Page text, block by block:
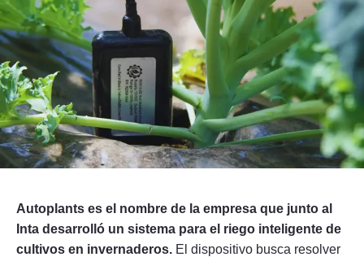
Mercados
Seguinos
Autoplants es el nombre de la empresa que junto al
Inta desarrolló un sistema para el riego inteligente de
cultivos en invernaderos. El dispositivo busca resolver